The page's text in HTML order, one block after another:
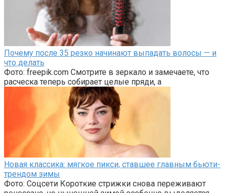
Почему после 35 резко начинают выпадать волосы — и
что делать
Фото: freepik.com Смотрите в зеркало и замечаете, что
расческа теперь собирает целые пряди, а
Новая классика: мягкое пикси, ставшее главным бьюти-
трендом зимы
Фото: Соцсети Короткие стрижки снова переживают